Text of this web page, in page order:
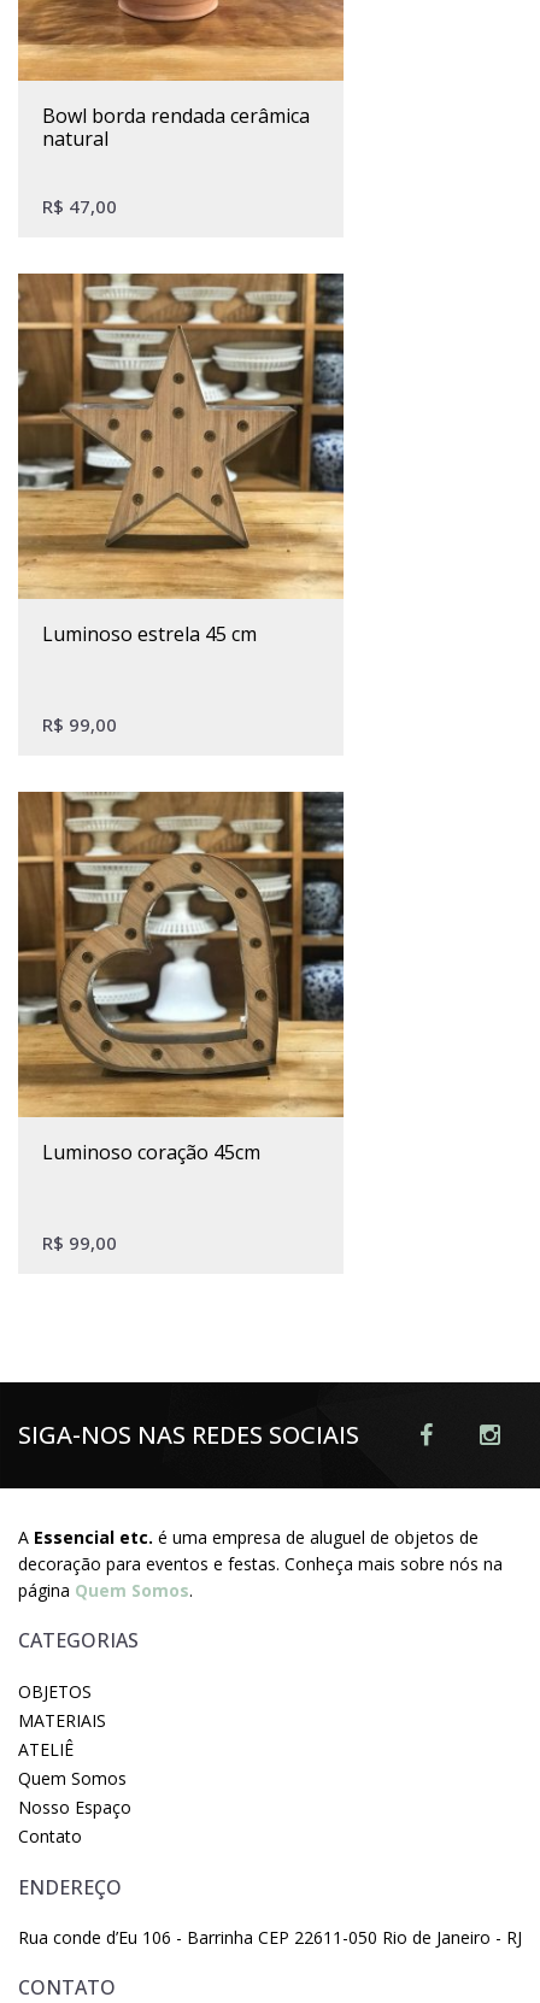
bowl borda rendada cerâmica
natural
R$ 47,00
luminoso estrela 45 cm
R$ 99,00
luminoso coração 45cm
R$ 99,00
SIGA-NOS NAS REDES SOCIAIS
A Essencial etc. é uma empresa de aluguel de objetos de
decoração para eventos e festas. Conheça mais sobre nós na
página Quem Somos.
CATEGORIAS
OBJETOS
MATERIAIS
ATELIÊ
Quem Somos
Nosso Espaço
Contato
ENDEREÇO
Rua conde d’Eu 106 - Barrinha CEP 22611-050 Rio de Janeiro - RJ
CONTATO